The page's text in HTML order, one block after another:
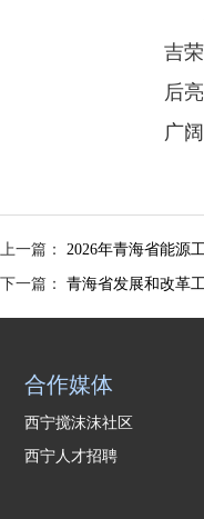
新
吉
后
广
（
上一篇： 2026年青海省能源
下一篇： 青海省发展和改革
合作媒体
西宁搅沫沫社区
西宁人才招聘